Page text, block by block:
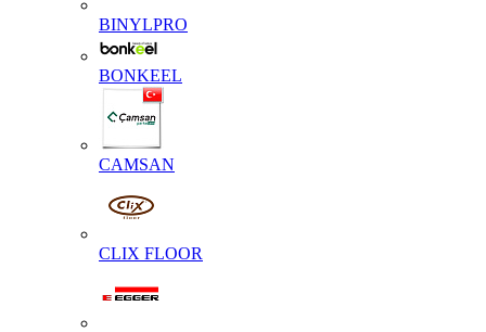
BINYLPRO
BONKEEL
CAMSAN
CLIX FLOOR